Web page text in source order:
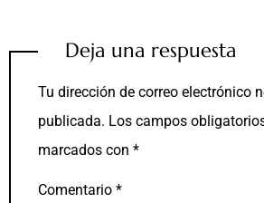
Deja una respuesta
Tu dirección de correo electrónico
publicada. Los campos
marcados con *
Comentario *